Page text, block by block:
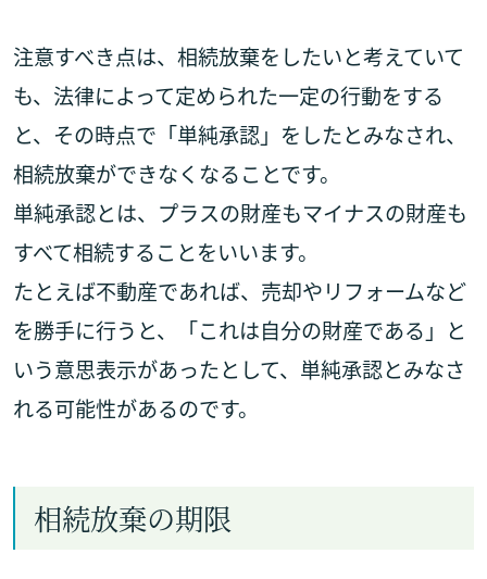
注意すべき点は、相続放棄をしたいと考えていて
も、法律によって定められた一定の行動をする
と、その時点で「単純承認」をしたとみなされ、
相続放棄ができなくなることです。
単純承認とは、プラスの財産もマイナスの財産も
すべて相続することをいいます。
たとえば不動産であれば、売却やリフォームなど
を勝手に行うと、「これは自分の財産である」と
いう意思表示があったとして、単純承認とみなさ
れる可能性があるのです。
相続放棄の期限